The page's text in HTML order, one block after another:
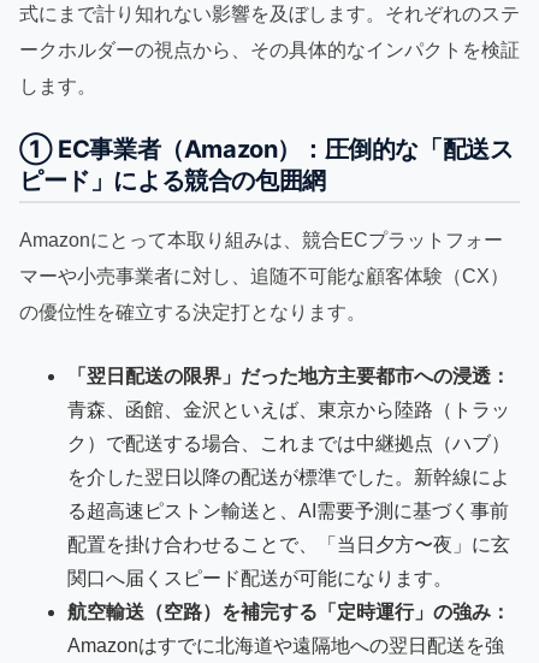
式にまで計り知れない影響を及ぼします。それぞれのステ
ークホルダーの視点から、その具体的なインパクトを検証
します。
① EC事業者（Amazon）：圧倒的な「配送ス
ピード」による競合の包囲網
Amazonにとって本取り組みは、競合ECプラットフォー
マーや小売事業者に対し、追随不可能な顧客体験（CX）
の優位性を確立する決定打となります。
「翌日配送の限界」だった地方主要都市への浸透：
青森、函館、金沢といえば、東京から陸路（トラッ
ク）で配送する場合、これまでは中継拠点（ハブ）
を介した翌日以降の配送が標準でした。新幹線によ
る超高速ピストン輸送と、AI需要予測に基づく事前
配置を掛け合わせることで、「当日夕方〜夜」に玄
関口へ届くスピード配送が可能になります。
航空輸送（空路）を補完する「定時運行」の強み：
Amazonはすでに北海道や遠隔地への翌日配送を強